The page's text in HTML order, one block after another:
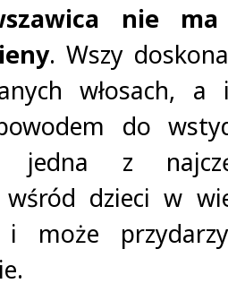
nie
. Wszy
włosach,
do
jedna z
wśród dzieci w
może